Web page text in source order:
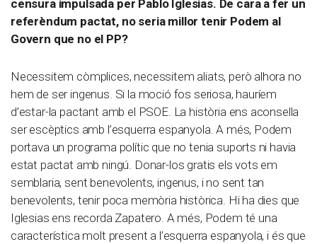
censura impulsada per Pablo Iglesias. De cara a fer un
referèndum pactat, no seria millor tenir Podem al
Govern que no el PP?
Necessitem còmplices, necessitem aliats, però alhora no
hem de ser ingenus. Si la moció fos seriosa, hauríem
d’estar-la pactant amb el PSOE. La història ens aconsella
ser escèptics amb l’esquerra espanyola. A més, Podem
portava un programa polític que no tenia suports ni havia
estat pactat amb ningú. Donar-los gratis els vots em
semblaria, sent benevolents, ingenus, i no sent tan
benevolents, tenir poca memòria històrica. Hi ha dies que
Iglesias ens recorda Zapatero. A més, Podem té una
característica molt present a l’esquerra espanyola, i és que